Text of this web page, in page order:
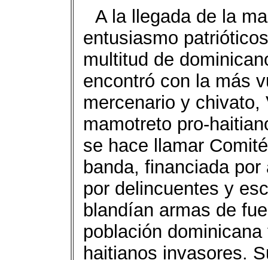
A la llegada de la
entusiasmo
multitud de
encontró con la más
mercenario y chivato,
mamotreto pro-
se hace llamar
banda, financiada
por delincuentes y
blandían armas de
población
haitianos invasores.